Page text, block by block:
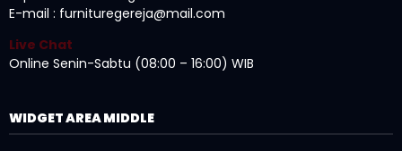
E-mail : furnituregereja@mail.com
Live Chat
Online Senin-Sabtu (08:00 – 16:00) WIB
WIDGET AREA MIDDLE